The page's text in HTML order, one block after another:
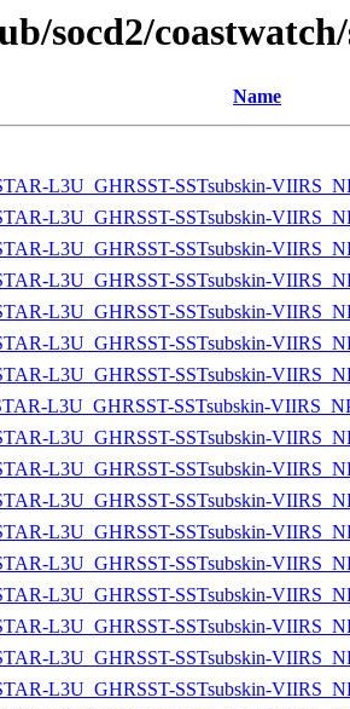
socd2/
Name
L3U_GHRSST-SSTsubskin-
L3U_GHRSST-SSTsubskin-
L3U_GHRSST-SSTsubskin-
L3U_GHRSST-SSTsubskin-
L3U_GHRSST-SSTsubskin-
L3U_GHRSST-SSTsubskin-
L3U_GHRSST-SSTsubskin-
L3U_GHRSST-SSTsubskin-
L3U_GHRSST-SSTsubskin-
L3U_GHRSST-SSTsubskin-
L3U_GHRSST-SSTsubskin-
L3U_GHRSST-SSTsubskin-
L3U_GHRSST-SSTsubskin-
L3U_GHRSST-SSTsubskin-
L3U_GHRSST-SSTsubskin-
L3U_GHRSST-SSTsubskin-
L3U_GHRSST-SSTsubskin-